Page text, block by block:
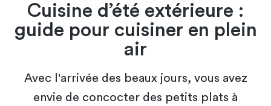
Cuisine d’été extérieure :
guide pour cuisiner en plein
air
Avec l'arrivée des beaux jours, vous avez
envie de concocter des petits plats à